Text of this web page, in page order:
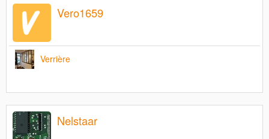
Vero1659
Verrière
Nelstaar